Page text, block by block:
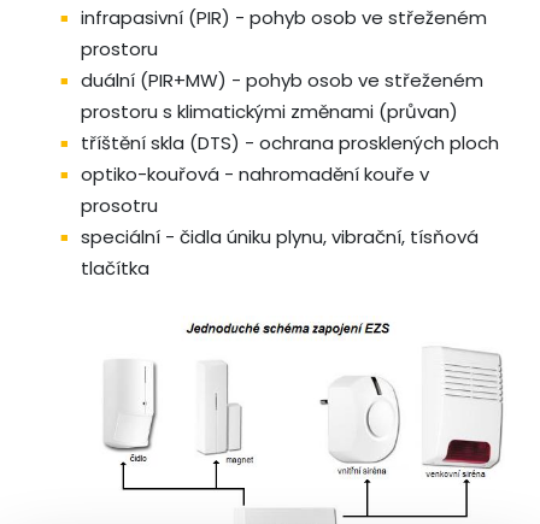
infrapasivní (PIR) - pohyb osob ve střeženém
prostoru
duální (PIR+MW) - pohyb osob ve střeženém
prostoru s klimatickými změnami (průvan)
tříštění skla (DTS) - ochrana prosklených ploch
optiko-kouřová - nahromadění kouře v
prosotru
speciální - čidla úniku plynu, vibrační, tísňová
tlačítka